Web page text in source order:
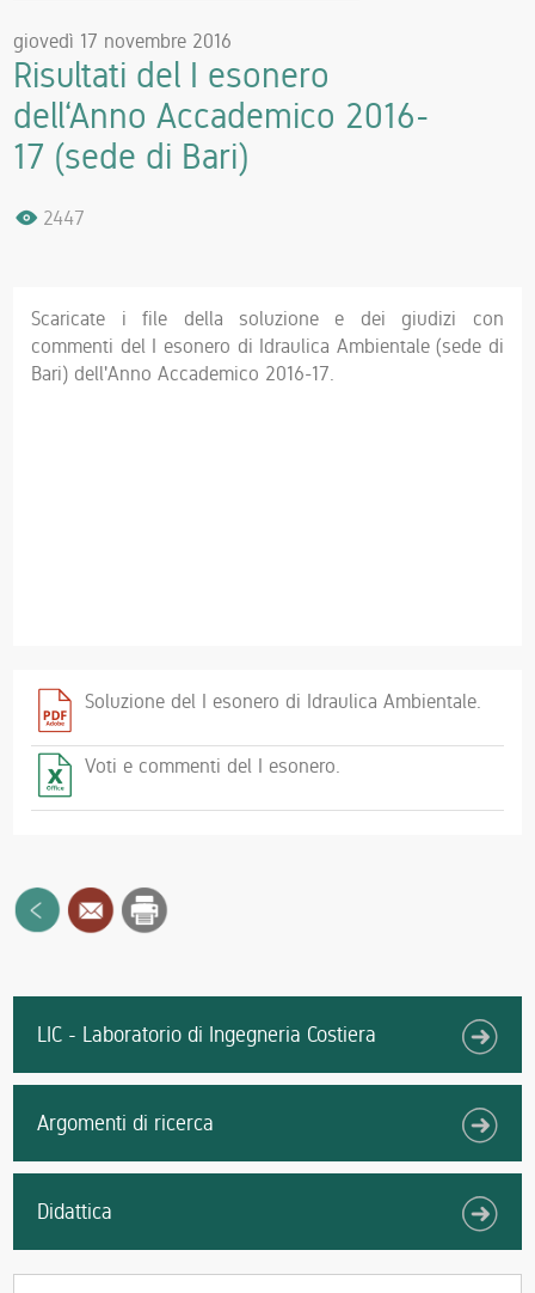
giovedì 17 novembre 2016
Risultati del I esonero
dell‘Anno Accademico 2016-
17 (sede di Bari)
2447
Scaricate i file della soluzione e dei giudizi con
commenti del I esonero di Idraulica Ambientale (sede di
Bari) dell'Anno Accademico 2016-17.
Soluzione del I esonero di Idraulica Ambientale.
Voti e commenti del I esonero.
LIC - Laboratorio di Ingegneria Costiera
Argomenti di ricerca
Didattica